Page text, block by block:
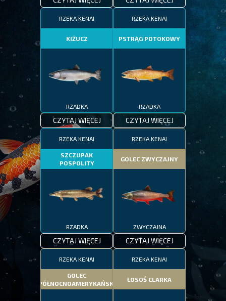
RZEKA KENAI
KIŻUCZ
RZADKA
CZYTAJ WIĘCEJ
RZEKA KENAI
PSTRĄG POTOKOWY
RZADKA
CZYTAJ WIĘCEJ
RZEKA KENAI
SZCZUPAK
POSPOLITY
RZADKA
CZYTAJ WIĘCEJ
RZEKA KENAI
GOLEC ZWYCZAJNY
ZWYCZAJNA
CZYTAJ WIĘCEJ
RZEKA KENAI
GOLEC
PÓŁNOCNOAMERYKAŃSKI
RZEKA KENAI
ŁOSOŚ CLARKA